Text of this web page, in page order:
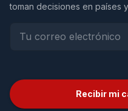
toman decisiones en países
Recibir mi